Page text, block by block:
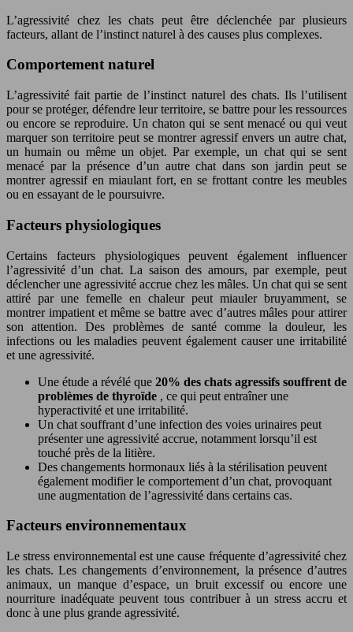
L’agressivité chez les chats peut être déclenchée par plusieurs
facteurs, allant de l’instinct naturel à des causes plus complexes.
Comportement naturel
L’agressivité fait partie de l’instinct naturel des chats. Ils l’utilisent
pour se protéger, défendre leur territoire, se battre pour les ressources
ou encore se reproduire. Un chaton qui se sent menacé ou qui veut
marquer son territoire peut se montrer agressif envers un autre chat,
un humain ou même un objet. Par exemple, un chat qui se sent
menacé par la présence d’un autre chat dans son jardin peut se
montrer agressif en miaulant fort, en se frottant contre les meubles
ou en essayant de le poursuivre.
Facteurs physiologiques
Certains facteurs physiologiques peuvent également influencer
l’agressivité d’un chat. La saison des amours, par exemple, peut
déclencher une agressivité accrue chez les mâles. Un chat qui se sent
attiré par une femelle en chaleur peut miauler bruyamment, se
montrer impatient et même se battre avec d’autres mâles pour attirer
son attention. Des problèmes de santé comme la douleur, les
infections ou les maladies peuvent également causer une irritabilité
et une agressivité.
Une étude a révélé que 20% des chats agressifs souffrent de
problèmes de thyroïde , ce qui peut entraîner une
hyperactivité et une irritabilité.
Un chat souffrant d’une infection des voies urinaires peut
présenter une agressivité accrue, notamment lorsqu’il est
touché près de la litière.
Des changements hormonaux liés à la stérilisation peuvent
également modifier le comportement d’un chat, provoquant
une augmentation de l’agressivité dans certains cas.
Facteurs environnementaux
Le stress environnemental est une cause fréquente d’agressivité chez
les chats. Les changements d’environnement, la présence d’autres
animaux, un manque d’espace, un bruit excessif ou encore une
nourriture inadéquate peuvent tous contribuer à un stress accru et
donc à une plus grande agressivité.